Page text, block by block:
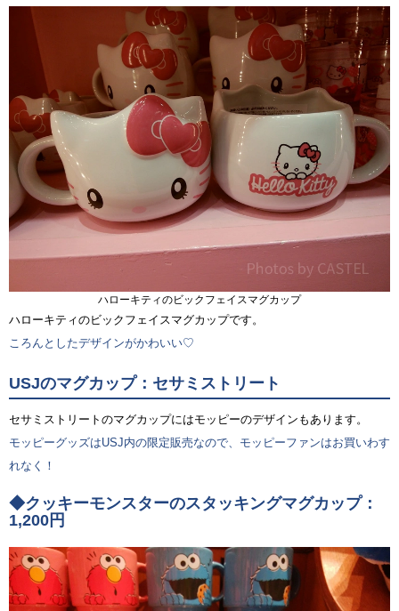
ハローキティのビックフェイスマグカップ
ハローキティのビックフェイスマグカップです。
ころんとしたデザインがかわいい♡
USJのマグカップ：セサミストリート
セサミストリートのマグカップにはモッピーのデザインもあります。
モッピーグッズはUSJ内の限定販売なので、モッピーファンはお買いわす
れなく！
◆クッキーモンスターのスタッキングマグカップ：
1,200円